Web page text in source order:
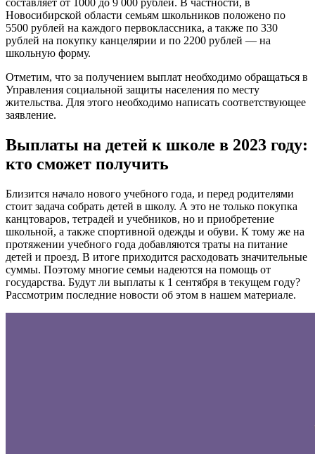
составляет от 1000 до 9 000 рублей. В частности, в
Новосибирской области семьям школьников положено по
5500 рублей на каждого первоклассника, а также по 330
рублей на покупку канцелярии и по 2200 рублей — на
школьную форму.
Отметим, что за получением выплат необходимо обращаться в
Управления социальной защиты населения по месту
жительства. Для этого необходимо написать соответствующее
заявление.
Выплаты на детей к школе в 2023 году:
кто сможет получить
Близится начало нового учебного года, и перед родителями
стоит задача собрать детей в школу. А это не только покупка
канцтоваров, тетрадей и учебников, но и приобретение
школьной, а также спортивной одежды и обуви. К тому же на
протяжении учебного года добавляются траты на питание
детей и проезд. В итоге приходится расходовать значительные
суммы. Поэтому многие семьи надеются на помощь от
государства. Будут ли выплаты к 1 сентября в текущем году?
Рассмотрим последние новости об этом в нашем материале.